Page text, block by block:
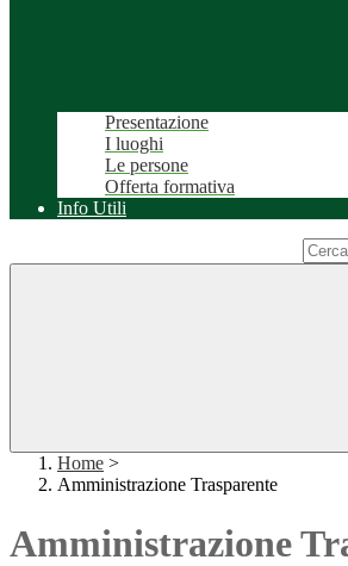
Presentazione
I luoghi
Le persone
Offerta formativa
Info Utili
Home >
Amministrazione Trasparente
Amministrazione